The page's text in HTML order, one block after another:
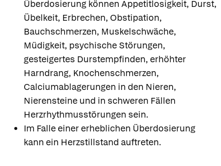
Überdosierung können Appetitlosigkeit, Durst,
Übelkeit, Erbrechen, Obstipation,
Bauchschmerzen, Muskelschwäche,
Müdigkeit, psychische Störungen,
gesteigertes Durstempfinden, erhöhter
Harndrang, Knochenschmerzen,
Calciumablagerungen in den Nieren,
Nierensteine und in schweren Fällen
Herzrhythmusstörungen sein.
Im Falle einer erheblichen Überdosierung
kann ein Herzstillstand auftreten.